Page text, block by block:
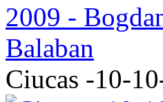
Ciucas -10-